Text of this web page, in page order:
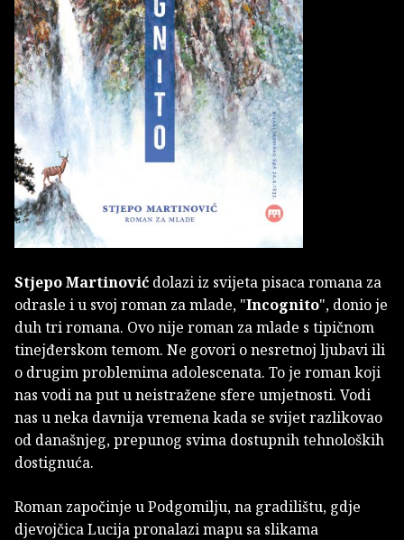
Stjepo Martinović dolazi iz svijeta pisaca romana za
odrasle i u svoj roman za mlade, "Incognito", donio je
duh tri romana. Ovo nije roman za mlade s tipičnom
tinejđerskom temom. Ne govori o nesretnoj ljubavi ili
o drugim problemima adolescenata. To je roman koji
nas vodi na put u neistražene sfere umjetnosti. Vodi
nas u neka davnija vremena kada se svijet razlikovao
od današnjeg, prepunog svima dostupnih tehnoloških
dostignuća.
Roman započinje u Podgomilju, na gradilištu, gdje
djevojčica Lucija pronalazi mapu sa slikama